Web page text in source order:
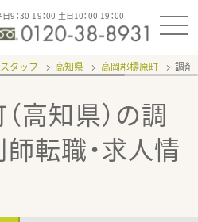
日9：30-19：00 土日10：00-19：00
タッフ 高知県 高岡郡檮原町 調剤
高知県）の調
転職・求人情